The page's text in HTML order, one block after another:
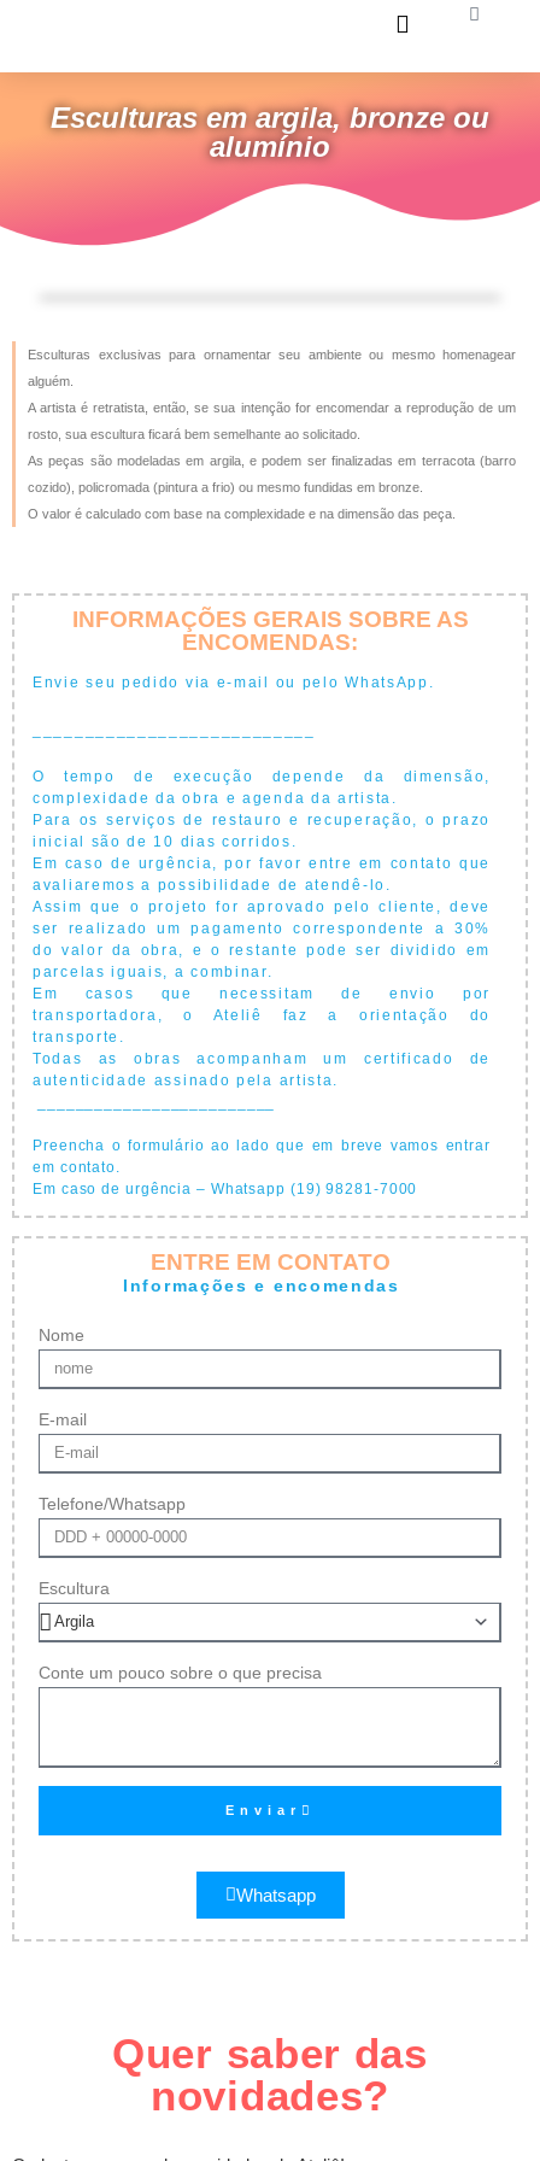
Esculturas em argila, bronze ou
alumínio
Esculturas exclusivas para ornamentar seu ambiente ou mesmo homenagear
alguém.
A artista é retratista, então, se sua intenção for encomendar a reprodução de um
rosto, sua escultura ficará bem semelhante ao solicitado.
As peças são modeladas em argila, e podem ser finalizadas em terracota (barro
cozido), policromada (pintura a frio) ou mesmo fundidas em bronze.
O valor é calculado com base na complexidade e na dimensão das peça.
INFORMAÇÕES GERAIS SOBRE AS
ENCOMENDAS:
Envie seu pedido via e-mail ou pelo WhatsApp.
O tempo de execução depende da dimensão,
complexidade da obra e agenda da artista.
Para os serviços de restauro e recuperação, o prazo
inicial são de 10 dias corridos.
Em caso de urgência, por favor entre em contato que
avaliaremos a possibilidade de atendê-lo.
Assim que o projeto for aprovado pelo cliente, deve
ser realizado um pagamento correspondente a 30%
do valor da obra, e o restante pode ser dividido em
parcelas iguais, a combinar.
Em casos que necessitam de envio por
transportadora, o Ateliê faz a orientação do
transporte.
Todas as obras acompanham um certificado de
autenticidade assinado pela artista.
Preencha o formulário ao lado que em breve vamos entrar
em contato.
Em caso de urgência – Whatsapp (19) 98281-7000
ENTRE EM CONTATO
Informações e encomendas
Nome
E-mail
Telefone/Whatsapp
Escultura
Conte um pouco sobre o que precisa
Enviar
Whatsapp
Quer saber das
novidades?